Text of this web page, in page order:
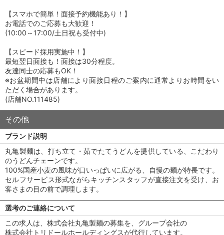
【スマホで簡単！面接予約機能あり！】
お電話でのご応募も大歓迎！
(10:00～17:00/土日祝も受付中)
【スピード採用実施中！】
最短翌日面接も！面接は30分程度。
友達同士の応募もOK！
※お盆期間中は店舗により面接日程のご案内に通常よりお時間をい
ただく場合があります。
(店舗NO.111485)
その他
ブランド説明
丸亀製麺は、打ち立て・茹でたてうどんを提供している、こだわり
のうどんチェーンです。
100%国産小麦の風味が口いっぱいに広がる、自慢の麺が特長です。
セルフサービス形式ながらキッチンスタッフが直接注文を受け、お
客さまの目の前で調理します。
選考のご連絡について
この求人は、株式会社丸亀製麺の募集を、グループ会社の
株式会社トリドールホールディングスが代行しています。